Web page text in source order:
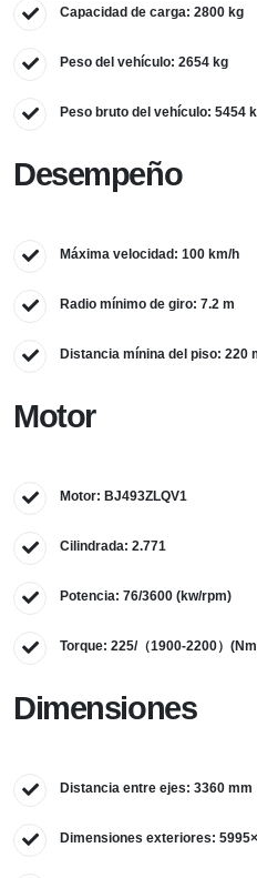
Capacidad de carga: 2800 kg
Peso del vehículo: 2654 kg
Peso bruto del vehículo: 5454
Desempeño
Máxima velocidad: 100 km/h
Radio mínimo de giro: 7.2 m
Distancia mínina del piso: 220
Motor
Motor: BJ493ZLQV1
Cilindrada: 2.771
Potencia: 76/3600 (kw/rpm)
Torque: 225/（1900-2200）
Dimensiones
Distancia entre ejes: 3360 mm
Dimensiones exteriores: